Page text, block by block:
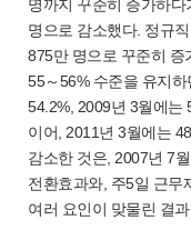
명까지 꾸준히 증가하
명으로 감소했다. 정규
875만 명으로 꾸준히 증
55～56% 수준을 유지
54.2%, 2009년 3월에는
이어, 2011년 3월에는
감소한 것은, 2007년 7
전환효과와, 주5일 근무
여러 요인이 맞물린 결